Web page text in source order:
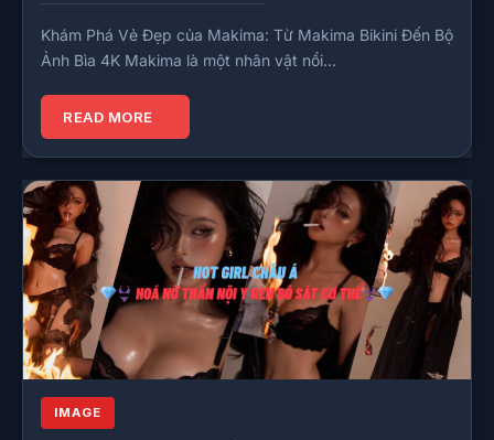
Khám Phá Vẻ Đẹp của Makima: Từ Makima Bikini Đến Bộ
Ảnh Bìa 4K Makima là một nhân vật nổi…
READ MORE
IMAGE